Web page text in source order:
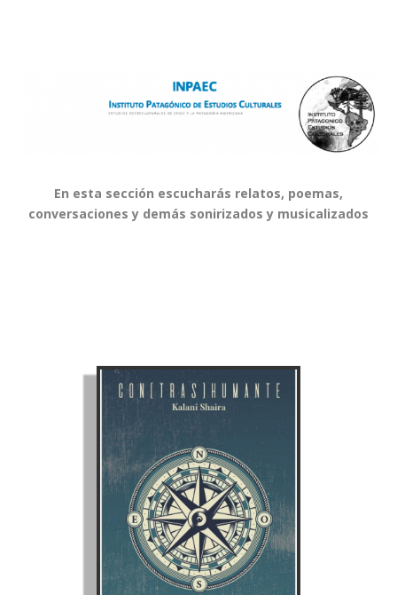
En esta sección escucharás relatos, poemas,
conversaciones y demás sonirizados y musicalizados